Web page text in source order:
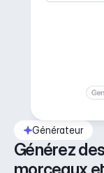
Générateur
Générez